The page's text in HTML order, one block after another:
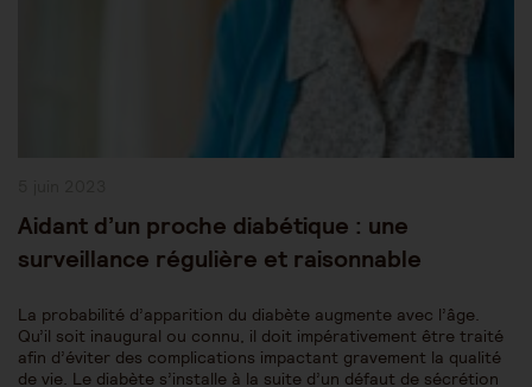
Aidant d’un proche diabétique : une
surveillance régulière et raisonnable
La probabilité d’apparition du diabète augmente avec l’âge.
Qu’il soit inaugural ou connu, il doit impérativement être traité
afin d’éviter des complications impactant gravement la qualité
de vie. Le diabète s’installe à la suite d’un défaut de sécrétion